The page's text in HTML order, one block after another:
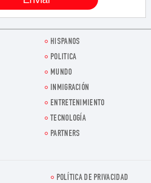
HISPANOS
POLITICA
MUNDO
INMIGRACIÓN
ENTRETENIMIENTO
TECNOLOGÍA
PARTNERS
POLÍTICA DE PRIVACIDAD